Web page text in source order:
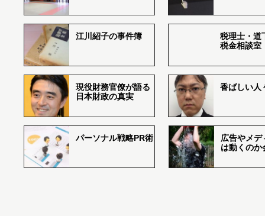
江川紹子の事件簿
税理士・道
税金相談室
現役財務官僚が語る
日本財政の真実
香ばしい
パーソナル戦略PR術
広告やメデ
は動くのか